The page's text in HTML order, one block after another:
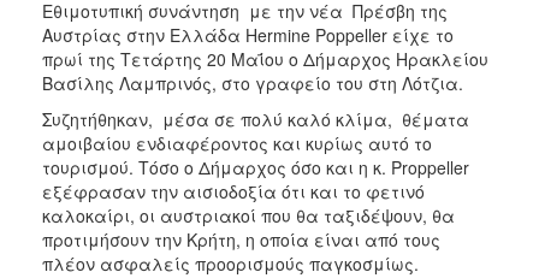
Εθιμοτυπική συνάντηση με την νέα Πρέσβη της
Αυστρίας στην Ελλάδα Hermine Poppeller είχε το
πρωί της Τετάρτης 20 Μαΐου ο Δήμαρχος Ηρακλείου
Βασίλης Λαμπρινός, στο γραφείο του στη Λότζια.
Συζητήθηκαν, μέσα σε πολύ καλό κλίμα, θέματα
αμοιβαίου ενδιαφέροντος και κυρίως αυτό το
τουρισμού. Τόσο ο Δήμαρχος όσο και η κ. Proppeller
εξέφρασαν την αισιοδοξία ότι και το φετινό
καλοκαίρι, οι αυστριακοί που θα ταξιδέψουν, θα
προτιμήσουν την Κρήτη, η οποία είναι από τους
πλέον ασφαλείς προορισμούς παγκοσμίως.